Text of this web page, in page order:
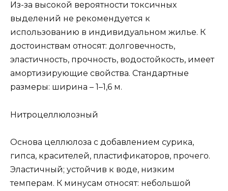
Из-за высокой вероятности токсичных
выделений не рекомендуется к
использованию в индивидуальном жилье. К
достоинствам относят: долговечность,
эластичность, прочность, водостойкость, имеет
амортизирующие свойства. Стандартные
размеры: ширина – 1–1,6 м.
Нитроцеллюлозный
Основа целлюлоза с добавлением сурика,
гипса, красителей, пластификаторов, прочего.
Эластичный; устойчив к воде, низким
темперам. К минусам относят: небольшой